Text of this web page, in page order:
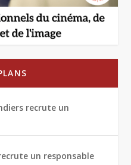
recrute un
un responsable